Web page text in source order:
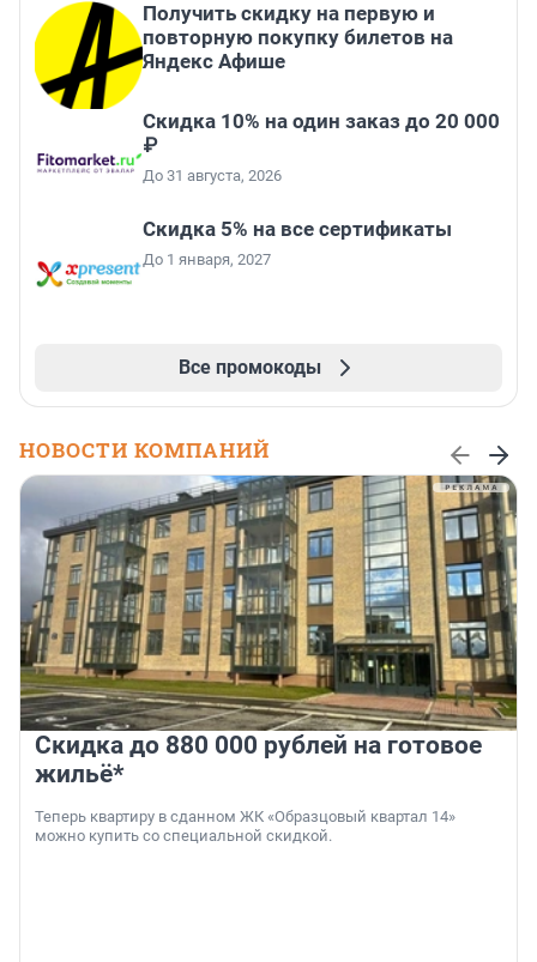
Получить скидку на первую и
повторную покупку билетов на
Яндекс Афише
Скидка 10% на один заказ до 20 000
₽
До 31 августа, 2026
Скидка 5% на все сертификаты
До 1 января, 2027
Все промокоды
НОВОСТИ КОМПАНИЙ
Скидка до 880 000 рублей на готовое
жильё*
Теперь квартиру в сданном ЖК «Образцовый квартал 14»
можно купить со специальной скидкой.